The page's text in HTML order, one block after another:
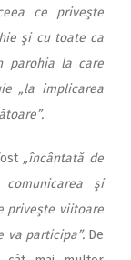
ce priveşte
şi cu toate ca
parohia la care
„la im­plicarea
„încântată de
şi
priveşte viitoare
va participa”.De